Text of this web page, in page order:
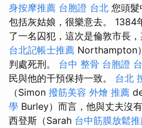
身按摩推薦 台胞證 台北 您頭髮
包括灰姑娘，很樂意去。 1384
了一名囚犯，這次是倫敦市長
台北記帳士推薦 Northampton
判處死刑。 台中 整骨 台胞證
民與他的干預保持一致。 台北
（Simon 撥筋美容 外燴 推薦
學 Burley）而言，他與丈夫沒
西登斯（Sarah 台中筋膜放鬆